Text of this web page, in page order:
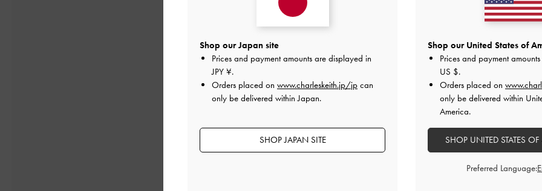
Let us know what you think
Shop our Japan site
Prices and payment amounts are displayed in
JPY ¥.
Orders placed on www.charleskeith.jp/jp can
only be delivered within Japan.
SHOP JAPAN SITE
Shop our United States of
Prices and payment
US $.
Orders placed on
only be delivered within
America.
SHOP UNITED STATES
Preferred Language: